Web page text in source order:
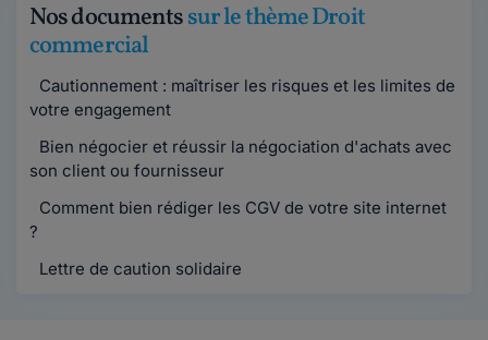
Nos documentssur le thème Droit
commercial
Cautionnement : maîtriser les risques et les limites de
votre engagement
Bien négocier et réussir la négociation d'achats avec
son client ou fournisseur
Comment bien rédiger les CGV de votre site internet
?
Lettre de caution solidaire